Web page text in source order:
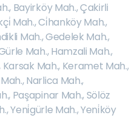
, Bayirköy Mah.,Çakirli
Mah.,Ci̇hanköy Mah.,
Mah.,Gedelek Mah.,
Mah.,Hamzali Mah.,
Karsak Mah., Keramet Mah.,
,Narlica Mah.,
, Paşapinar Mah.,Sölöz
,Yeni̇gürle Mah.,Yeni̇köy